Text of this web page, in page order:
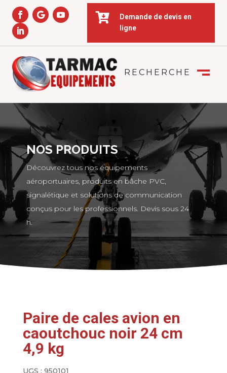

Demande de devis en
ligne
RECHERCHE
NOS PRODUITS
Découvrez tous nos équipements
aéroportuaires, produits en bâche PVC,
signalétique et solutions de communication
conçus pour les professionnels. Devis sous 24
h.
Paire de cales avion en
caoutchouc noir 24 cm
4,9 kg
UGS : 950101